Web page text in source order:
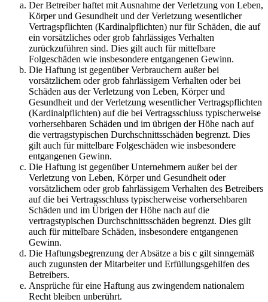
Der Betreiber haftet mit Ausnahme der Verletzung von Leben,
Körper und Gesundheit und der Verletzung wesentlicher
Vertragspflichten (Kardinalpflichten) nur für Schäden, die auf
ein vorsätzliches oder grob fahrlässiges Verhalten
zurückzuführen sind. Dies gilt auch für mittelbare
Folgeschäden wie insbesondere entgangenen Gewinn.
Die Haftung ist gegenüber Verbrauchern außer bei
vorsätzlichem oder grob fahrlässigem Verhalten oder bei
Schäden aus der Verletzung von Leben, Körper und
Gesundheit und der Verletzung wesentlicher Vertragspflichten
(Kardinalpflichten) auf die bei Vertragsschluss typischerweise
vorhersehbaren Schäden und im übrigen der Höhe nach auf
die vertragstypischen Durchschnittsschäden begrenzt. Dies
gilt auch für mittelbare Folgeschäden wie insbesondere
entgangenen Gewinn.
Die Haftung ist gegenüber Unternehmern außer bei der
Verletzung von Leben, Körper und Gesundheit oder
vorsätzlichem oder grob fahrlässigem Verhalten des Betreibers
auf die bei Vertragsschluss typischerweise vorhersehbaren
Schäden und im Übrigen der Höhe nach auf die
vertragstypischen Durchschnittsschäden begrenzt. Dies gilt
auch für mittelbare Schäden, insbesondere entgangenen
Gewinn.
Die Haftungsbegrenzung der Absätze a bis c gilt sinngemäß
auch zugunsten der Mitarbeiter und Erfüllungsgehilfen des
Betreibers.
Ansprüche für eine Haftung aus zwingendem nationalem
Recht bleiben unberührt.